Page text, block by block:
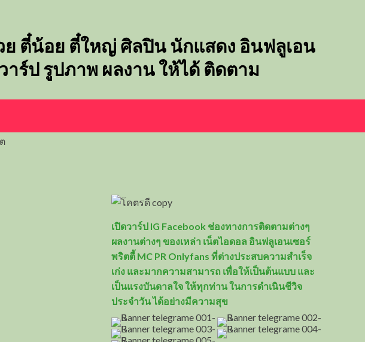
ย ตี๋น้อย ตี๋ใหญ่ ศิลปิน นักแสดง อินฟลูเอน
าร์ป รูปภาพ ผลงาน ให้ได้ ติดตาม
เปิดวาร์ป IG Facebook ช่องทางการติดตามต่างๆ
ผลงานต่างๆ ของเหล่า เน็ตไอดอล อินฟลูเอนเซอร์
พริตตี้ MC PR Onlyfans ที่ต่างประสบความสำเร็จ
เก่ง และมากความสามารถ เพื่อให้เป็นต้นแบบ และ
เป็นแรงบันดาลใจ ให้ทุกท่าน ในการดำเนินชีวิจ
ประจำวัน ได้อย่างมีความสุข